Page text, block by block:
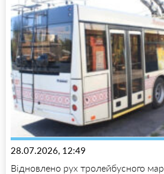
28.07.2026, 12:49
Відновлено рух тролейбусного